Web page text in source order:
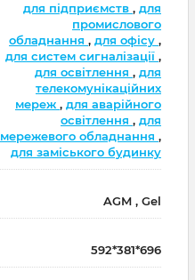
для підприємств , для
промислового
обладнання , для офісу ,
для систем сигналізації ,
для освітлення , для
телекомунікаційних
мереж , для аварійного
освітлення , для
мережевого обладнання ,
для заміського будинку
AGM , Gel
592*381*696